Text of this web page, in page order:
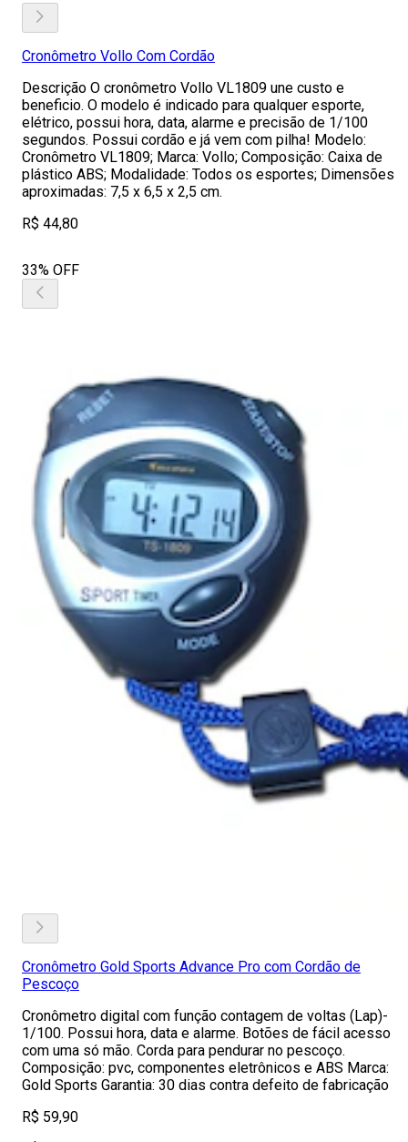
Cronômetro Vollo Com Cordão
Descrição O cronômetro Vollo VL1809 une custo e
beneficio. O modelo é indicado para qualquer esporte,
elétrico, possui hora, data, alarme e precisão de 1/100
segundos. Possui cordão e já vem com pilha! Modelo:
Cronômetro VL1809; Marca: Vollo; Composição: Caixa de
plástico ABS; Modalidade: Todos os esportes; Dimensões
aproximadas: 7,5 x 6,5 x 2,5 cm.
R$ 44,80
33% OFF
Cronômetro Gold Sports Advance Pro com Cordão de
Pescoço
Cronômetro digital com função contagem de voltas (Lap)-
1/100. Possui hora, data e alarme. Botões de fácil acesso
com uma só mão. Corda para pendurar no pescoço.
Composição: pvc, componentes eletrônicos e ABS Marca:
Gold Sports Garantia: 30 dias contra defeito de fabricação
R$ 59,90